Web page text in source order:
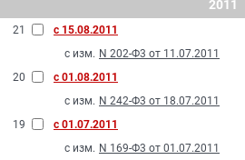
2011
21
с 15.08.2011
с изм. N 202-Ф3 от 11.07.2011
20
с 01.08.2011
с изм. N 242-Ф3 от 18.07.2011
19
с 01.07.2011
с изм. N 169-Ф3 от 01.07.2011